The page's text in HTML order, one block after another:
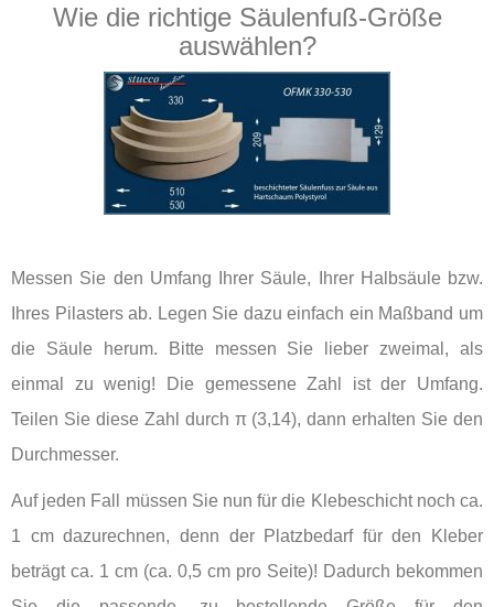
Wie die richtige Säulenfuß-Größe
auswählen?
Messen Sie den Umfang Ihrer Säule, Ihrer Halbsäule bzw.
Ihres Pilasters ab. Legen Sie dazu einfach ein Maßband um
die Säule herum. Bitte messen Sie lieber zweimal, als
einmal zu wenig! Die gemessene Zahl ist der Umfang.
Teilen Sie diese Zahl durch π (3,14), dann erhalten Sie den
Durchmesser.
Auf jeden Fall müssen Sie nun für die Klebeschicht noch ca.
1 cm dazurechnen, denn der Platzbedarf für den Kleber
beträgt ca. 1 cm (ca. 0,5 cm pro Seite)! Dadurch bekommen